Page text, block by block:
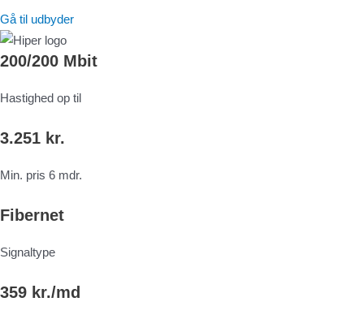
Gå til udbyder
200/200 Mbit
Hastighed op til
3.251 kr.
Min. pris 6 mdr.
Fibernet
Signaltype
359 kr./md